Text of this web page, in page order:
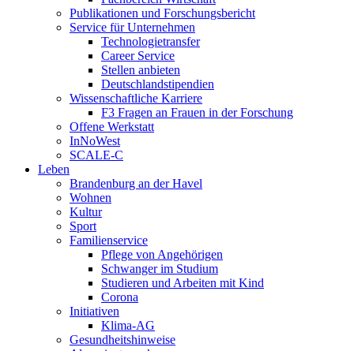
Publikationen und Forschungsbericht
Service für Unternehmen
Technologietransfer
Career Service
Stellen anbieten
Deutschlandstipendien
Wissenschaftliche Karriere
F3 Fragen an Frauen in der Forschung
Offene Werkstatt
InNoWest
SCALE-C
Leben
Brandenburg an der Havel
Wohnen
Kultur
Sport
Familienservice
Pflege von Angehörigen
Schwanger im Studium
Studieren und Arbeiten mit Kind
Corona
Initiativen
Klima-AG
Gesundheitshinweise